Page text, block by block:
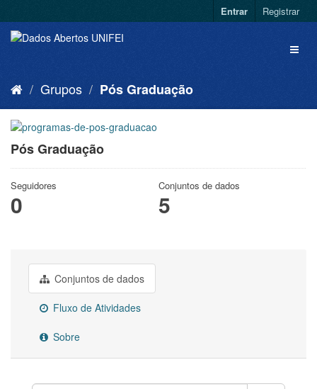
Entrar Registrar
Grupos Pós Graduação
Pós Graduação
Seguidores
0
Conjuntos de dados
5
Conjuntos de dados
Fluxo de Atividades
Sobre